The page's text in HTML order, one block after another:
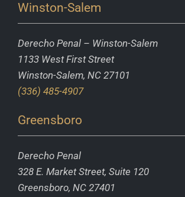
Winston-Salem
Derecho Penal – Winston-Salem
1133 West First Street
Winston-Salem, NC 27101
(336) 485-4907
Greensboro
Derecho Penal
328 E. Market Street, Suite 120
Greensboro, NC 27401